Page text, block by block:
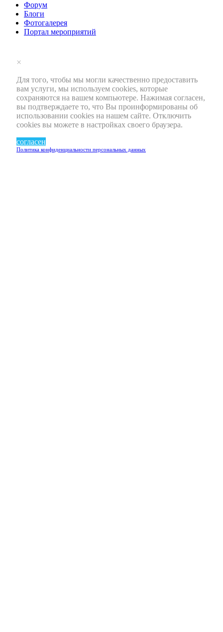
Форум
Блоги
Фотогалерея
Портал мероприятий
×
Для того, чтобы мы могли качественно предоставить
вам услуги, мы используем cookies, которые
сохраняются на вашем компьютере. Нажимая согласен,
вы подтверждаете то, что Вы проинформированы об
использовании cookies на нашем сайте. Отключить
cookies вы можете в настройках своего браузера.
согласен
Политика конфиденциальности персональных данных